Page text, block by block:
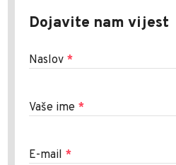
Dojavite nam vijest
Naslov *
Vaše ime *
E-mail *